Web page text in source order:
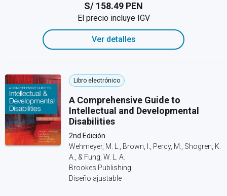
S/ 158.49 PEN
El precio incluye IGV
Ver detalles
Libro electrónico
A Comprehensive Guide to
Intellectual and Developmental
Disabilities
2nd Edición
Wehmeyer, M. L., Brown, I., Percy, M., Shogren, K.
A., & Fung, W. L. A.
Brookes Publishing
Diseño ajustable